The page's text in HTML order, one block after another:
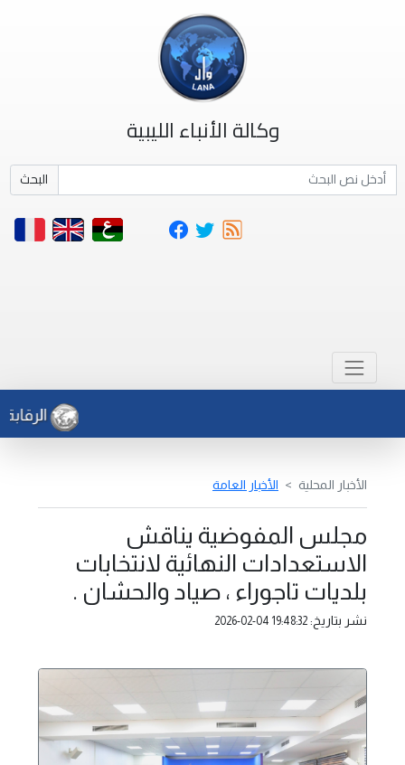
وكالة الأنباء الليبية
البحث
الرقابة
الأخبار المحلية الأخبار العامة
مجلس المفوضية يناقش
الاستعدادات النهائية لانتخابات
بلديات تاجوراء ، صياد والحشان .
نشر بتاريخ: 2026-02-04 19:48:32